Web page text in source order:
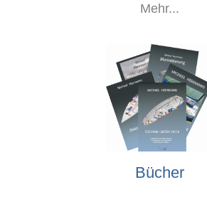
Mehr...
Bücher